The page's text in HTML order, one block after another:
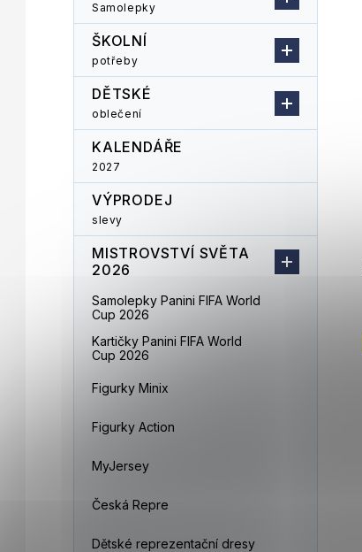
Samolepky
ŠKOLNÍ
potřeby
DĚTSKÉ
oblečení
KALENDÁŘE
2027
VÝPRODEJ
slevy
MISTROVSTVÍ SVĚTA
2026
Samolepky Panini FIFA World
Cup 2026
Kartičky Panini FIFA World
Cup 2026
Figurky Minix
Figurky Action
MyJersey
Česká Repre
Dětské reprezentační dresy